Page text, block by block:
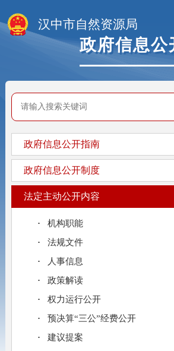
汉中市自然资源局
政府信息公
政府信息公开指南
政府信息公开制度
法定主动公开内容
机构职能
法规文件
人事信息
政策解读
权力运行公开
预决算“三公”经费公开
建议提案